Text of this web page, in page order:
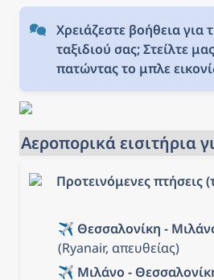
Χρειάζεστε βοήθεια
ταξιδιού σας; Στείλτε
πατώντας το μπλε
Αεροπορικά εισιτήρια
Προτεινόμενες πτήσεις
✈️ Θεσσαλονίκη -
(Ryanair, απευθείας)
✈️ Μιλάνο -